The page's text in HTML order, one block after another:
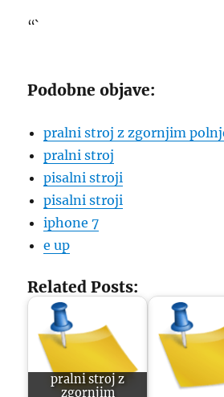
“`
Podobne objave:
pralni stroj z zgornjim
pralni stroj
pisalni stroji
pisalni stroji
iphone 7
e up
Related Posts:
pralni stroj z
zgornjim